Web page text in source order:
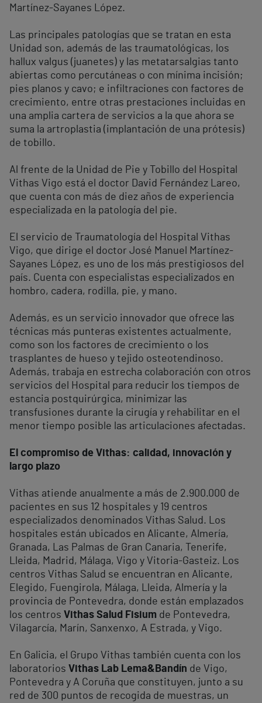
Martínez-Sayanes López.
Las principales patologías que se tratan en esta
Unidad son, además de las traumatológicas, los
hallux valgus (juanetes) y las metatarsalgias tanto
abiertas como percutáneas o con mínima incisión;
pies planos y cavo; e infiltraciones con factores de
crecimiento, entre otras prestaciones incluidas en
una amplia cartera de servicios a la que ahora se
suma la artroplastia (implantación de una prótesis)
de tobillo.
Al frente de la Unidad de Pie y Tobillo del Hospital
Vithas Vigo está el doctor David Fernández Lareo,
que cuenta con más de diez años de experiencia
especializada en la patología del pie.
El servicio de Traumatología del Hospital Vithas
Vigo, que dirige el doctor José Manuel Martínez-
Sayanes López, es uno de los más prestigiosos del
país. Cuenta con especialistas especializados en
hombro, cadera, rodilla, pie, y mano.
Además, es un servicio innovador que ofrece las
técnicas más punteras existentes actualmente,
como son los factores de crecimiento o los
trasplantes de hueso y tejido osteotendinoso.
Además, trabaja en estrecha colaboración con otros
servicios del Hospital para reducir los tiempos de
estancia postquirúrgica, minimizar las
transfusiones durante la cirugía y rehabilitar en el
menor tiempo posible las articulaciones afectadas.
El compromiso de Vithas: calidad, innovación y
largo plazo
Vithas atiende anualmente a más de 2.900.000 de
pacientes en sus 12 hospitales y 19 centros
especializados denominados Vithas Salud. Los
hospitales están ubicados en Alicante, Almería,
Granada, Las Palmas de Gran Canaria, Tenerife,
Lleida, Madrid, Málaga, Vigo y Vitoria-Gasteiz. Los
centros Vithas Salud se encuentran en Alicante,
Elegido, Fuengirola, Málaga, Lleida, Almería y la
provincia de Pontevedra, donde están emplazados
los centros Vithas Salud Fisium de Pontevedra,
Vilagarcía, Marín, Sanxenxo, A Estrada, y Vigo.
En Galicia, el Grupo Vithas también cuenta con los
laboratorios Vithas Lab Lema&Bandín de Vigo,
Pontevedra y A Coruña que constituyen, junto a su
red de 300 puntos de recogida de muestras, un